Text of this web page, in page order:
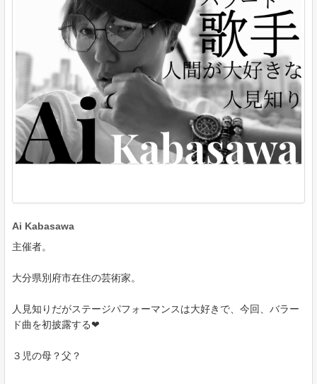
Ai Kabasawa
主催者。
大分県別府市在住の芸術家。
人見知りだがステージパフォーマンスは大好きで、今回、バラー
ド曲を初披露する❤︎
３児の母？父？